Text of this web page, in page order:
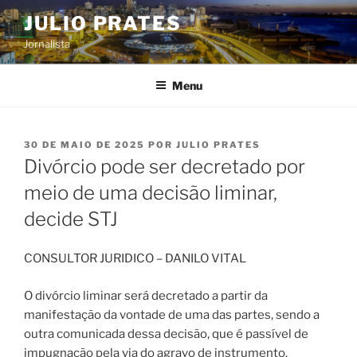
Pular
para
o
conteúdo
JULIO PRATES
Jornalista
Menu
PUBLICADO
EM
30 DE MAIO DE 2025 POR JULIO PRATES
Divórcio pode ser decretado por
meio de uma decisão liminar,
decide STJ
CONSULTOR JURIDICO – DANILO VITAL
O divórcio liminar será decretado a partir da
manifestação da vontade de uma das partes, sendo a
outra comunicada dessa decisão, que é passível de
impugnação pela via do agravo de instrumento.